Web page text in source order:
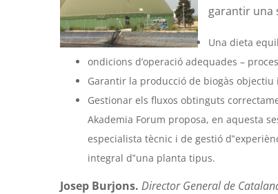
garantir una
Una dieta
ondicions d’operació adequades –
Garantir la producció de biogàs
Gestionar els fluxos obtinguts
Akademia Forum proposa, en aquesta
especialista tècnic i de gestió
integral d‟una planta tipus.
Josep Burjons. Director General de